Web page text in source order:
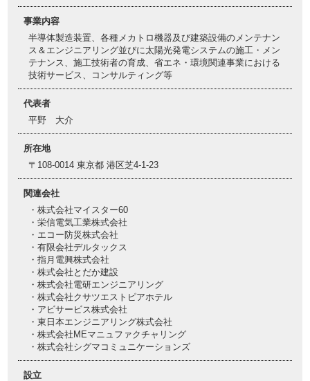
事業内容
半導体製造装置、各種メカトロ機器及び建築設備のメンテナン
ス＆エンジニアリング並びに太陽光発電システムの施工・メン
テナンス、施工技術者の育成、省エネ・環境関連事業における
技術サービス、コンサルティング等
代表者
平野 大介
所在地
〒108-0014 東京都 港区芝4-1-23
関連会社
・株式会社マイスター60
・栄信電気工業株式会社
・エコー防災株式会社
・有限会社デルタックス
・指月電興株式会社
・株式会社とだか建設
・株式会社電研エンジニアリング
・株式会社クサツエストピアホテル
・アビサービス株式会社
・東日本エンジニアリング株式会社
・株式会社MEマニュファクチャリング
・株式会社シグマコミュニケーションズ
設立